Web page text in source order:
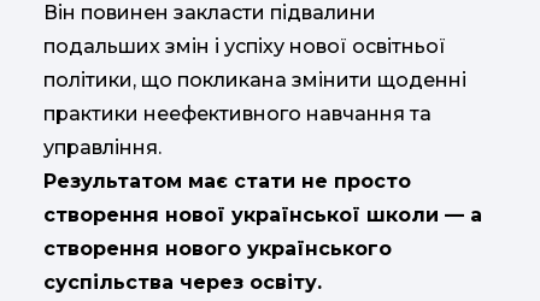
Він повинен закласти підвалини
подальших змін і успіху нової освітньої
політики, що покликана змінити щоденні
практики неефективного навчання та
управління.
Результатом має стати не просто
створення нової української школи — а
створення нового українського
суспільства через освіту.